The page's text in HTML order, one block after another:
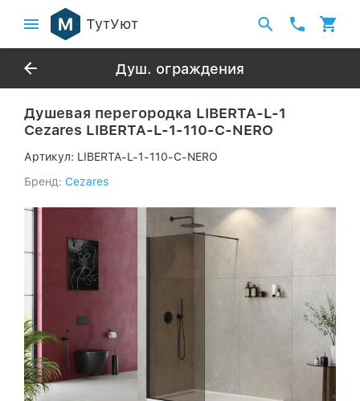
ТутУют
Душ. ограждения
Душевая перегородка LIBERTA-L-1
Cezares LIBERTA-L-1-110-C-NERO
Артикул: LIBERTA-L-1-110-C-NERO
Бренд: Cezares